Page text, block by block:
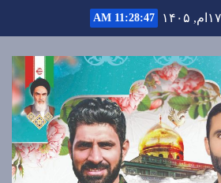
11:28:48 AM